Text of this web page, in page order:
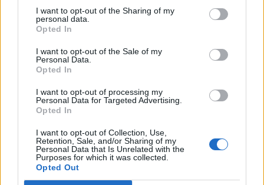
I want to opt-out of the Sharing of my
personal data.
Opted In
I want to opt-out of the Sale of my
Personal Data.
Opted In
I want to opt-out of processing my
Personal Data for Targeted Advertising.
Opted In
I want to opt-out of Collection, Use,
Retention, Sale, and/or Sharing of my
Personal Data that Is Unrelated with the
Purposes for which it was collected.
Opted Out
Ню Йорк стана 14-ият щат на САЩ, в
който е разрешена евтаназията
06.08.2026 / 16:00